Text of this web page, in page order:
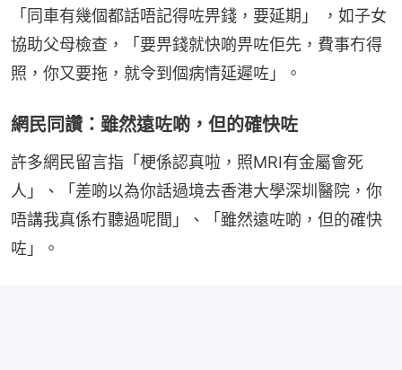
「同車有幾個都話唔記得咗畀錢，要延期」 ，如子女
協助父母檢查，「要畀錢就快啲畀咗佢先，費事冇得
照，你又要拖，就令到個病情延遲咗」。
網民同讚：雖然遠咗啲，但的確快咗
許多網民留言指「梗係認真啦，照MRI有金屬會死
人」、「差啲以為你話過境去香港大學深圳醫院，你
唔講我真係冇聽過呢間」、「雖然遠咗啲，但的確快
咗」。